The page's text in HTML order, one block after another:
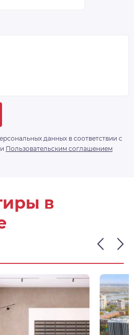
данных в соответствии с
и Пользовательским соглашением
в